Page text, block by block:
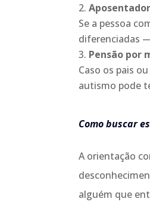
Se a pessoa
diferenciadas
Pensão por
Caso os pais
autismo pode
Como buscar
A orientação
alguém que